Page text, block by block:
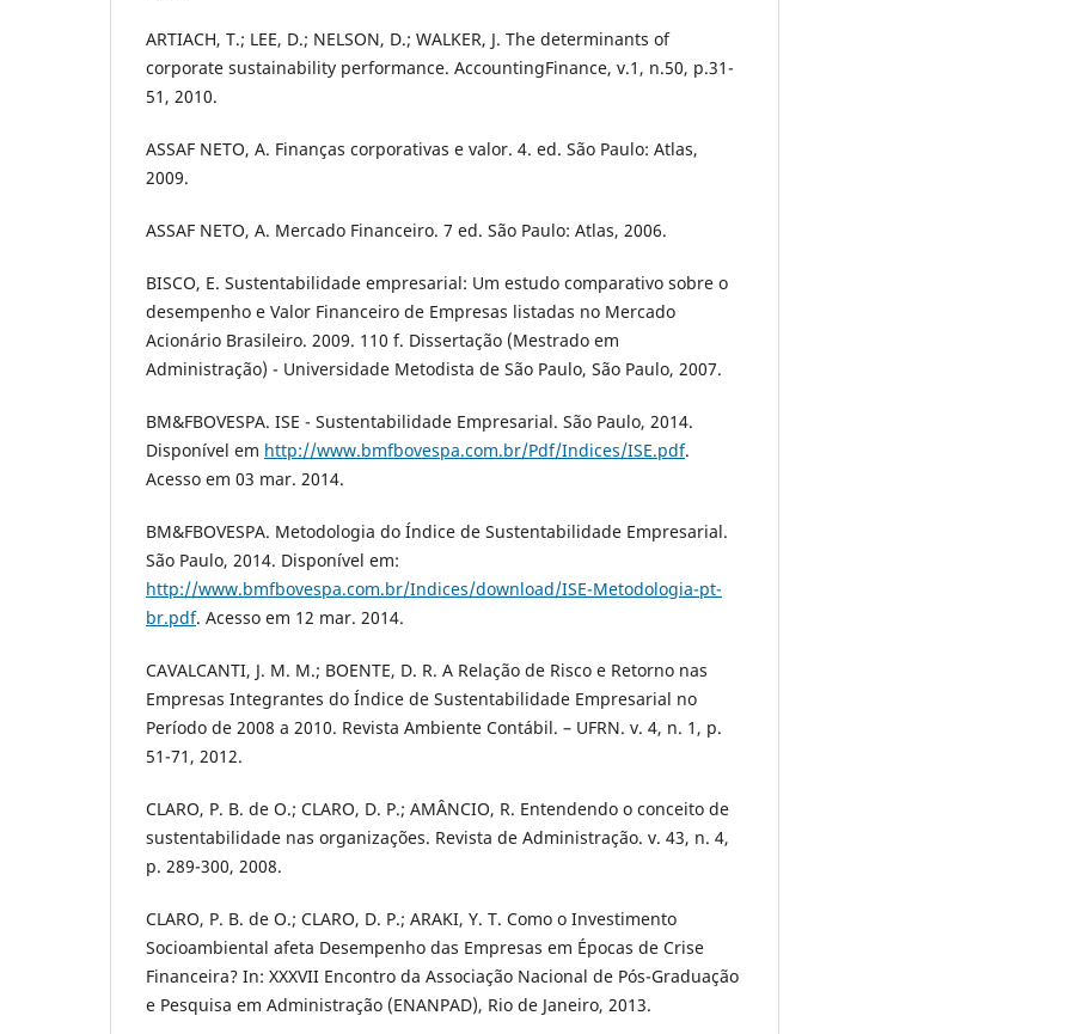
ARTIACH, T.; LEE, D.; NELSON, D.; WALKER, J. The determinants of
corporate sustainability performance. AccountingFinance, v.1, n.50, p.31-
51, 2010.
ASSAF NETO, A. Finanças corporativas e valor. 4. ed. São Paulo: Atlas,
2009.
ASSAF NETO, A. Mercado Financeiro. 7 ed. São Paulo: Atlas, 2006.
BISCO, E. Sustentabilidade empresarial: Um estudo comparativo sobre o
desempenho e Valor Financeiro de Empresas listadas no Mercado
Acionário Brasileiro. 2009. 110 f. Dissertação (Mestrado em
Administração) - Universidade Metodista de São Paulo, São Paulo, 2007.
BM&FBOVESPA. ISE - Sustentabilidade Empresarial. São Paulo, 2014.
Disponível em http://www.bmfbovespa.com.br/Pdf/Indices/ISE.pdf.
Acesso em 03 mar. 2014.
BM&FBOVESPA. Metodologia do Índice de Sustentabilidade Empresarial.
São Paulo, 2014. Disponível em:
http://www.bmfbovespa.com.br/Indices/download/ISE-Metodologia-pt-
br.pdf. Acesso em 12 mar. 2014.
CAVALCANTI, J. M. M.; BOENTE, D. R. A Relação de Risco e Retorno nas
Empresas Integrantes do Índice de Sustentabilidade Empresarial no
Período de 2008 a 2010. Revista Ambiente Contábil. – UFRN. v. 4, n. 1, p.
51-71, 2012.
CLARO, P. B. de O.; CLARO, D. P.; AMÂNCIO, R. Entendendo o conceito de
sustentabilidade nas organizações. Revista de Administração. v. 43, n. 4,
p. 289-300, 2008.
CLARO, P. B. de O.; CLARO, D. P.; ARAKI, Y. T. Como o Investimento
Socioambiental afeta Desempenho das Empresas em Épocas de Crise
Financeira? In: XXXVII Encontro da Associação Nacional de Pós-Graduação
e Pesquisa em Administração (ENANPAD), Rio de Janeiro, 2013.